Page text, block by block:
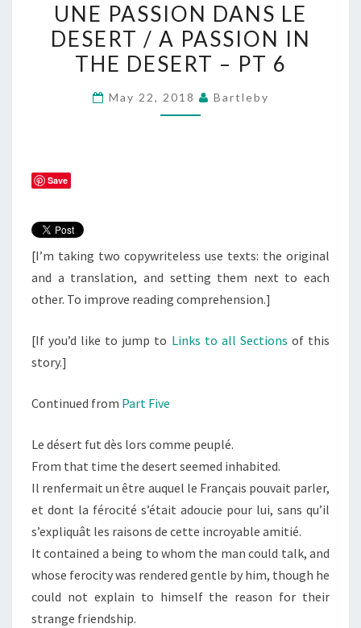
PASSION
DANS
LE
/
PT
6
UNE PASSION DANS LE
DESERT / A PASSION IN
THE DESERT – PT 6
May 22, 2018 Bartleby
Save
[I’m taking two copywriteless use texts: the original
and a translation, and setting them next to each
other. To improve reading comprehension.]
[If you’d like to jump to Links to all Sections of this
story.]
Continued from Part Five
Le désert fut dès lors comme peuplé.
From that time the desert seemed inhabited.
Il renfermait un être auquel le Français pouvait parler,
et dont la férocité s’était adoucie pour lui, sans qu’il
s’expliquât les raisons de cette incroyable amitié.
It contained a being to whom the man could talk, and
whose ferocity was rendered gentle by him, though he
could not explain to himself the reason for their
strange friendship.